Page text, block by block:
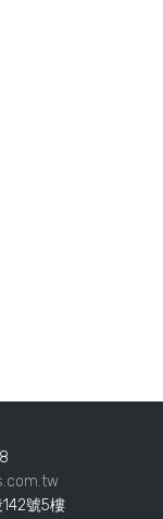
號5樓